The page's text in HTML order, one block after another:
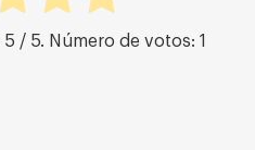
5 / 5. Número de votos: 1